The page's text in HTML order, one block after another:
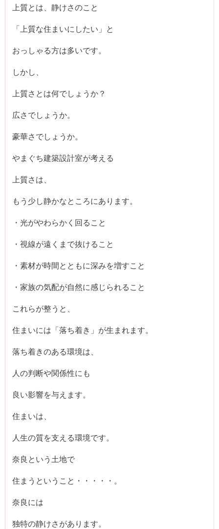
上質とは、静けさのこと
「上質な住まいにしたい」と
おっしゃる方は多いです。
しかし、
上質さとは何でしょうか？
広さでしょうか。
豪華さでしょうか。
やまぐち建築設計室が考える
上質さは、
もう少し静かなところにあります。
・光がやわらかく回ること
・視線が遠くまで抜けること
・素材が時間とともに深みを増すこと
・家族の気配が自然に感じられること
これらが整うと、
住まいには「落ち着き」が生まれます。
落ち着きのある環境は、
人の判断や関係性にも
良い影響を与えます。
住まいは、
人生の質を支える環境です。
奈良という土地で
住まうということ・・・・・。
奈良には
独特の静けさがあります。